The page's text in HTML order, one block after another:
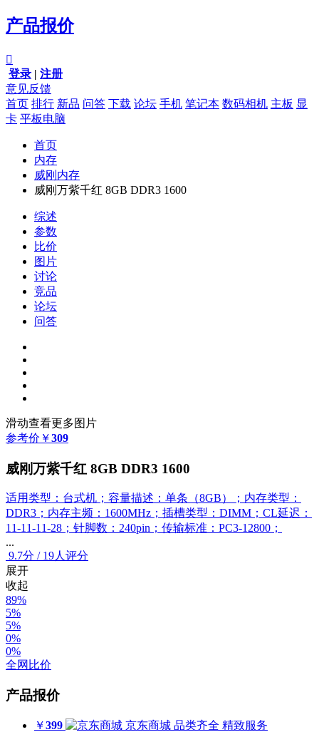
产品报价

登录 | 注册
意见反馈
首页 排行 新品 问答 下载 论坛 手机 笔记本 数码相机 主板 显
卡 平板电脑
首页
内存
威刚内存
威刚万紫千红 8GB DDR3 1600
综述
参数
比价
图片
讨论
竞品
论坛
问答
滑动查看更多图片
参考价 ￥309
威刚万紫千红 8GB DDR3 1600
适用类型：台式机；容量描述：单条（8GB）；内存类型：
DDR3；内存主频：1600MHz；插槽类型：DIMM；CL延迟：
11-11-11-28；针脚数：240pin；传输标准：PC3-12800；
...
9.7分 / 19人评分
展开
收起
89%
5%
5%
0%
0%
全网比价
产品报价
￥399 京东商城 品类齐全 精致服务